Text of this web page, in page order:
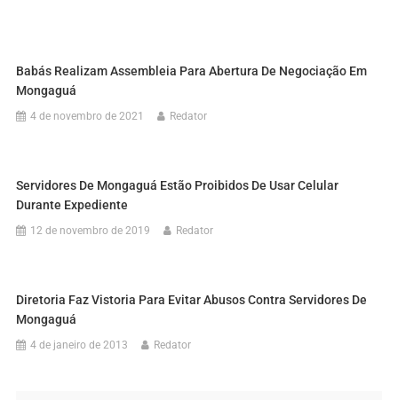
Babás Realizam Assembleia Para Abertura De Negociação Em
Mongaguá
4 de novembro de 2021 Redator
Servidores De Mongaguá Estão Proibidos De Usar Celular
Durante Expediente
12 de novembro de 2019 Redator
Diretoria Faz Vistoria Para Evitar Abusos Contra Servidores De
Mongaguá
4 de janeiro de 2013 Redator